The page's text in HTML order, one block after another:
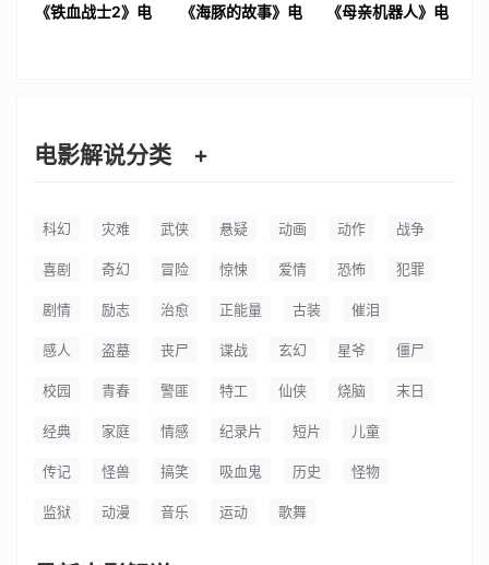
《铁血战士2》电
《海豚的故事》电
《母亲机器人》电
电影解说分类 +
科幻 灾难 武侠 悬疑 动画 动作 战争
喜剧 奇幻 冒险 惊悚 爱情 恐怖 犯罪
剧情 励志 治愈 正能量 古装 催泪
感人 盗墓 丧尸 谍战 玄幻 星爷 僵尸
校园 青春 警匪 特工 仙侠 烧脑 末日
经典 家庭 情感 纪录片 短片 儿童
传记 怪兽 搞笑 吸血鬼 历史 怪物
监狱 动漫 音乐 运动 歌舞